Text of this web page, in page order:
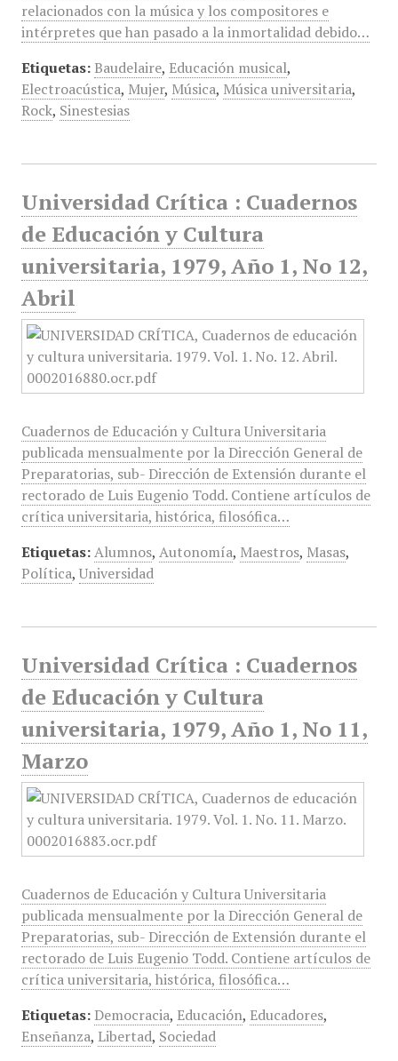
relacionados con la música y los compositores e
intérpretes que han pasado a la inmortalidad debido…
Etiquetas: Baudelaire, Educación musical,
Electroacústica, Mujer, Música, Música universitaria,
Rock, Sinestesias
Universidad Crítica : Cuadernos
de Educación y Cultura
universitaria, 1979, Año 1, No 12,
Abril
Cuadernos de Educación y Cultura Universitaria
publicada mensualmente por la Dirección General de
Preparatorias, sub- Dirección de Extensión durante el
rectorado de Luis Eugenio Todd. Contiene artículos de
crítica universitaria, histórica, filosófica…
Etiquetas: Alumnos, Autonomía, Maestros, Masas,
Política, Universidad
Universidad Crítica : Cuadernos
de Educación y Cultura
universitaria, 1979, Año 1, No 11,
Marzo
Cuadernos de Educación y Cultura Universitaria
publicada mensualmente por la Dirección General de
Preparatorias, sub- Dirección de Extensión durante el
rectorado de Luis Eugenio Todd. Contiene artículos de
crítica universitaria, histórica, filosófica…
Etiquetas: Democracia, Educación, Educadores,
Enseñanza, Libertad, Sociedad